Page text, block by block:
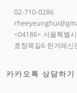
02-710-0286
<04186> 서울특별
효창목길6 한겨레
카카오톡 상담하기